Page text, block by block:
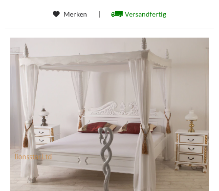
Merken | Versandfertig